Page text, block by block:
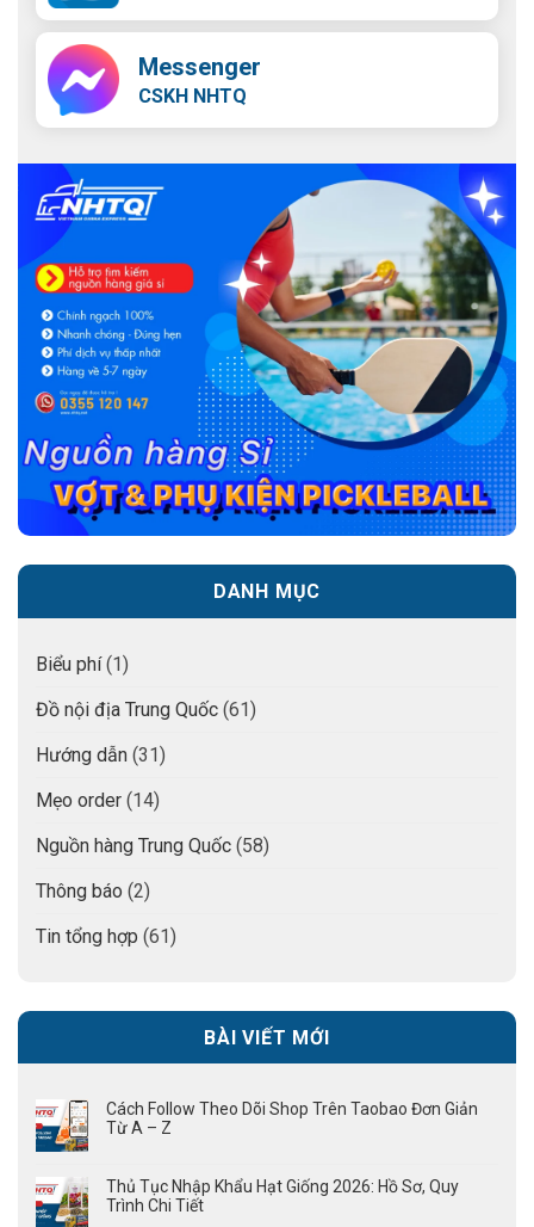
Messenger
CSKH NHTQ
DANH MỤC
Biểu phí(1)
Đồ nội địa Trung Quốc (61)
Hướng dẫn (31)
Mẹo order (14)
Nguồn hàng Trung Quốc (58)
Thông báo (2)
Tin tổng hợp (61)
BÀI VIẾT MỚI
Cách Follow Theo Dõi Shop Trên Taobao Đơn Giản
Từ A – Z
Thủ Tục Nhập Khẩu Hạt Giống 2026: Hồ Sơ, Quy
Trình Chi Tiết